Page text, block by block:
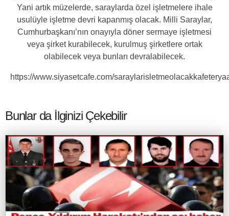
Yani artık müzelerde, saraylarda özel işletmelere ihale
usulüyle işletme devri kapanmış olacak. Milli Saraylar,
Cumhurbaşkanı’nın onayıyla döner sermaye işletmesi
veya şirket kurabilecek, kurulmuş şirketlere ortak
olabilecek veya bunları devralabilecek.
https://www.siyasetcafe.com/
Bunlar da İlginizi Çekebilir